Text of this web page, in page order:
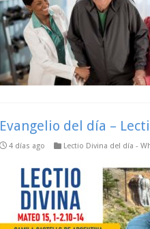
Evangelio del día –
4 días ago Lectio Divina del día -